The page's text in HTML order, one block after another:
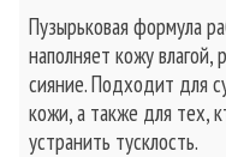
Пузырьковая формула
наполняет кожу влагой,
сияние. Подходит для
кожи, а также для тех,
устранить тусклость.